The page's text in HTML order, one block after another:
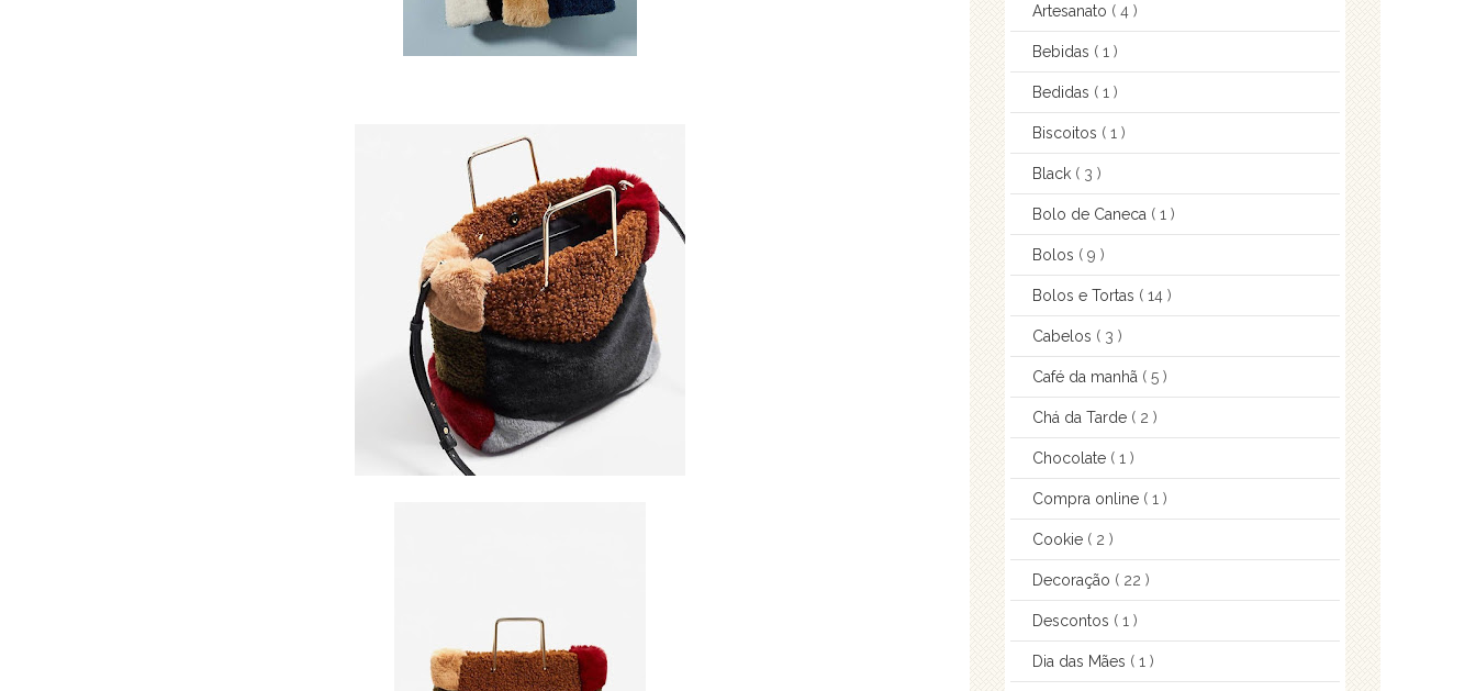
Artesanato ( 4 )
Bebidas ( 1 )
Bedidas ( 1 )
Biscoitos ( 1 )
Black ( 3 )
Bolo de Caneca ( 1 )
Bolos ( 9 )
Bolos e Tortas ( 14 )
Cabelos ( 3 )
Café da manhã ( 5 )
Chá da Tarde ( 2 )
Chocolate ( 1 )
Compra online ( 1 )
Cookie ( 2 )
Decoração ( 22 )
Descontos ( 1 )
Dia das Mães ( 1 )